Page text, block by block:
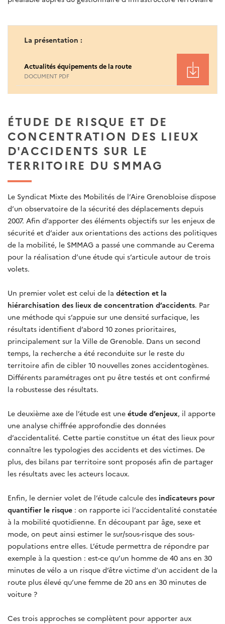
La présentation :
Actualités équipements de la route
DOCUMENT PDF
ÉTUDE DE RISQUE ET DE
CONCENTRATION DES LIEUX
D'ACCIDENTS SUR LE
TERRITOIRE DU SMMAG
Le Syndicat Mixte des Mobilités de l’Aire Grenobloise dispose
d’un observatoire de la sécurité des déplacements depuis
2007. Afin d’apporter des éléments objectifs sur les enjeux de
sécurité et d’aider aux orientations des actions des politiques
de la mobilité, le SMMAG a passé une commande au Cerema
pour la réalisation d’une étude qui s’articule autour de trois
volets.
Un premier volet est celui de la détection et la
hiérarchisation des lieux de concentration d’accidents. Par
une méthode qui s’appuie sur une densité surfacique, les
résultats identifient d’abord 10 zones prioritaires,
principalement sur la Ville de Grenoble. Dans un second
temps, la recherche a été reconduite sur le reste du
territoire afin de cibler 10 nouvelles zones accidentogènes.
Différents paramétrages ont pu être testés et ont confirmé
la robustesse des résultats.
Le deuxième axe de l’étude est une étude d’enjeux, il apporte
une analyse chiffrée approfondie des données
d’accidentalité. Cette partie constitue un état des lieux pour
connaître les typologies des accidents et des victimes. De
plus, des bilans par territoire sont proposés afin de partager
les résultats avec les acteurs locaux.
Enfin, le dernier volet de l’étude calcule des indicateurs pour
quantifier le risque : on rapporte ici l’accidentalité constatée
à la mobilité quotidienne. En découpant par âge, sexe et
mode, on peut ainsi estimer le sur/sous-risque des sous-
populations entre elles. L’étude permettra de répondre par
exemple à la question : est-ce qu’un homme de 40 ans en 30
minutes de vélo a un risque d’être victime d’un accident de la
route plus élevé qu’une femme de 20 ans en 30 minutes de
voiture ?
Ces trois approches se complètent pour apporter aux